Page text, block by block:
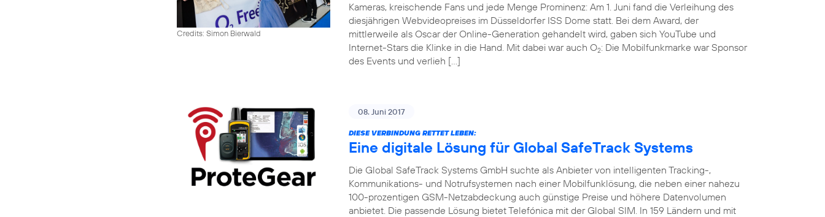
Credits: Simon Bierwald
Kameras, kreischende Fans und jede Menge Prominenz: Am 1. Juni fand die Verleihung des
diesjährigen Webvideopreises im Düsseldorfer ISS Dome statt. Bei dem Award, der
mittlerweile als Oscar der Online-Generation gehandelt wird, gaben sich YouTube und
Internet-Stars die Klinke in die Hand. Mit dabei war auch O2: Die Mobilfunkmarke war Sponsor
des Events und verlieh […]
08. Juni 2017
DIESE VERBINDUNG RETTET LEBEN:
Eine digitale Lösung für Global SafeTrack Systems
Die Global SafeTrack Systems GmbH suchte als Anbieter von intelligenten Tracking-,
Kommunikations- und Notrufsystemen nach einer Mobilfunklösung, die neben einer nahezu
100-prozentigen GSM-Netzabdeckung auch günstige Preise und höhere Datenvolumen
anbietet. Die passende Lösung bietet Telefónica mit der Global SIM. In 159 Ländern und mit